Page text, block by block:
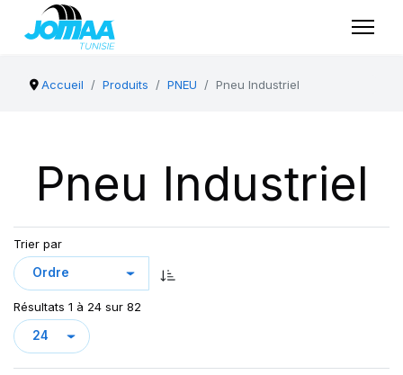
Accueil Produits PNEU Pneu Industriel
Pneu Industriel
Trier par
Résultats 1 à 24 sur 82